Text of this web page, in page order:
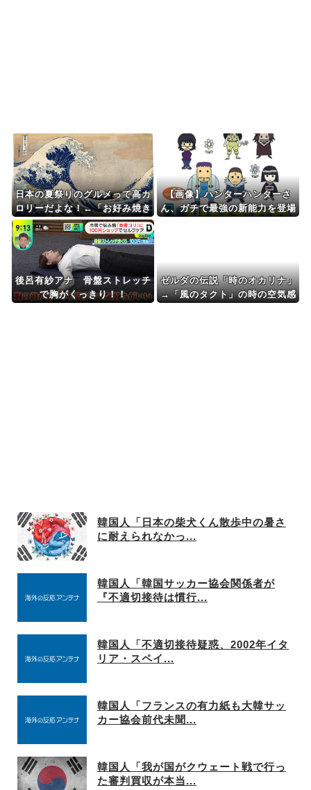
Powered by livedoor 相互RSS
日本の夏祭りのグルメって高カ
ロリーだよな！←「お好み焼き
の優勝」「焼きそばだろ」（海
外の反応）
【画像】ハンターハンターさ
ん、ガチで最強の新能力を登場
後呂有紗アナ 骨盤ストレッチ
で胸がくっきり！！
ゼルダの伝説「時のオカリナ」
→「風のタクト」の時の空気感
韓国人「日本の柴犬くん散歩中の暑さ
に耐えられなかっ...
韓国人「韓国サッカー協会関係者が
『不適切接待は慣行...
韓国人「不適切接待疑惑、2002年イタ
リア・スペイ...
韓国人「フランスの有力紙も大韓サッ
カー協会前代未聞...
韓国人「我が国がクウェート戦で行っ
た審判買収が本当...